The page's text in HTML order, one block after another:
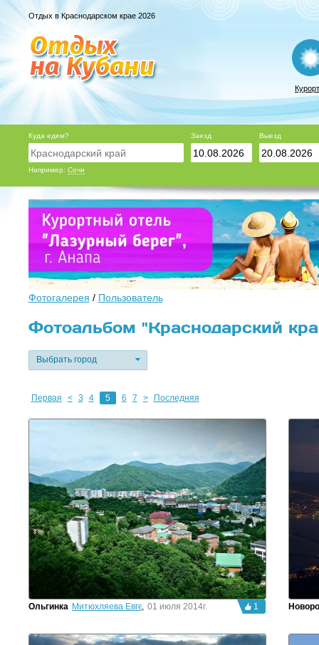
Отдых в Краснодарском крае 2026
Куда едем?
Например: Сочи
Заезд Выезд
Фотогалерея / Пользователь
Фотоальбом "Краснодарский
Выбрать город
Первая < 3 4 5 6 7 > Последняя
Ольгинка Митюхляева Евгения
, 01 июля 2014г. 1